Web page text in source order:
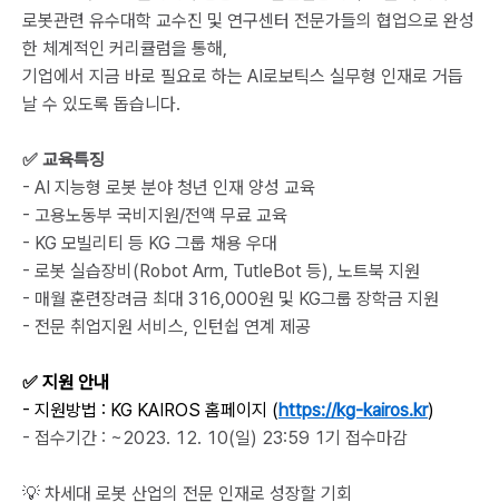
로봇관련 유수대학 교수진 및 연구센터 전문가들의 협업으로 완성
한 체계적인 커리큘럼을 통해,
기업에서 지금 바로 필요로 하는 AI로보틱스 실무형 인재로 거듭
날 수 있도록 돕습니다.
✅ 교육특징
- AI 지능형 로봇 분야 청년 인재 양성 교육
- 고용노동부 국비지원/전액 무료 교육
- KG 모빌리티 등 KG 그룹 채용 우대
- 로봇 실습장비(Robot Arm, TutleBot 등), 노트북 지원
- 매월 훈련장려금 최대 316,000원 및 KG그룹 장학금 지원
- 전문 취업지원 서비스, 인턴쉽 연계 제공
✅ 지원 안내
- 지원방법 : KG KAIROS 홈페이지 (https://kg-kairos.kr)
- 접수기간 : ~2023. 12. 10(일) 23:59 1기 접수마감
💡 차세대 로봇 산업의 전문 인재로 성장할 기회